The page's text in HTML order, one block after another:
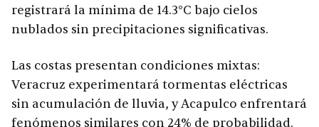
registrará la mínima de 14.3°C bajo cielos
nublados sin precipitaciones significativas.
Las costas presentan condiciones mixtas:
Veracruz experimentará tormentas eléctricas
sin acumulación de lluvia, y Acapulco enfrentará
fenómenos similares con 24% de probabilidad.